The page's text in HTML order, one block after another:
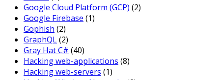
Google Cloud Platform (GCP) (2)
Google Firebase (1)
Gophish (2)
GraphQL(2)
Gray Hat C# (40)
Hacking web-applications (8)
Hacking web-servers (1)